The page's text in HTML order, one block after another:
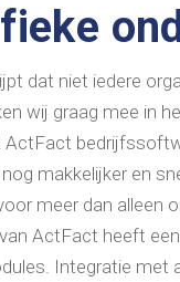
dat niet iedere
wij graag mee in
ActFact
makkelijker en
meer dan alleen
ActFact heeft
Integratie met